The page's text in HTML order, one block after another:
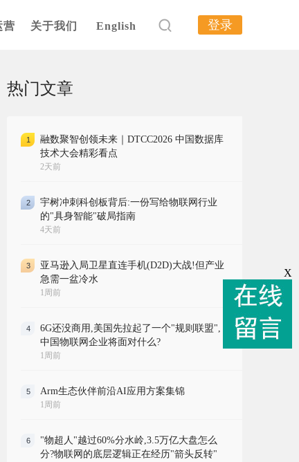
营 关于我们 English 登录
热门文章
1
融数聚智创领未来｜DTCC2026 中国数据库
技术大会精彩看点
2天前
2
宇树冲刺科创板背后:一份写给物联网行业
的"具身智能"破局指南
4天前
3
亚马逊入局卫星直连手机(D2D)大战!但产业
急需一盆冷水
1周前
4
6G还没商用,美国先拉起了一个"规则联盟",
中国物联网企业将面对什么?
1周前
5 Arm生态伙伴前沿AI应用方案集锦
1周前
6
"物超人"越过60%分水岭,3.5万亿大盘怎么
分?物联网的底层逻辑正在经历"箭头反转"
X